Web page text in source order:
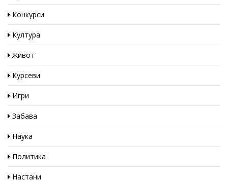
Конкурси
Култура
Живот
Курсеви
Игри
Забава
Наука
Политика
Настани